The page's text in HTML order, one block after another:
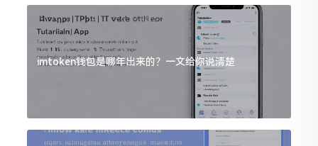
imtoken钱包是哪年出来的？一文给你说清楚